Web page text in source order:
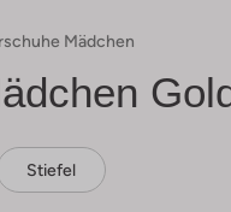
Mädchen
Stiefel